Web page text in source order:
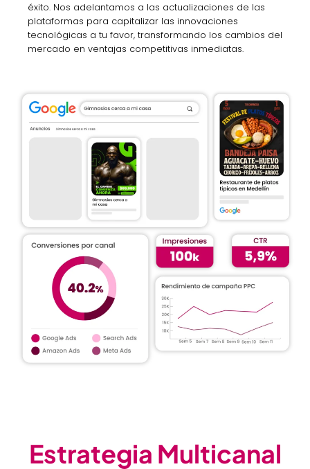
éxito. Nos adelantamos a las actualizaciones de las
plataformas para capitalizar las innovaciones
tecnológicas a tu favor, transformando los cambios del
mercado en ventajas competitivas inmediatas.
Estrategia Multicanal